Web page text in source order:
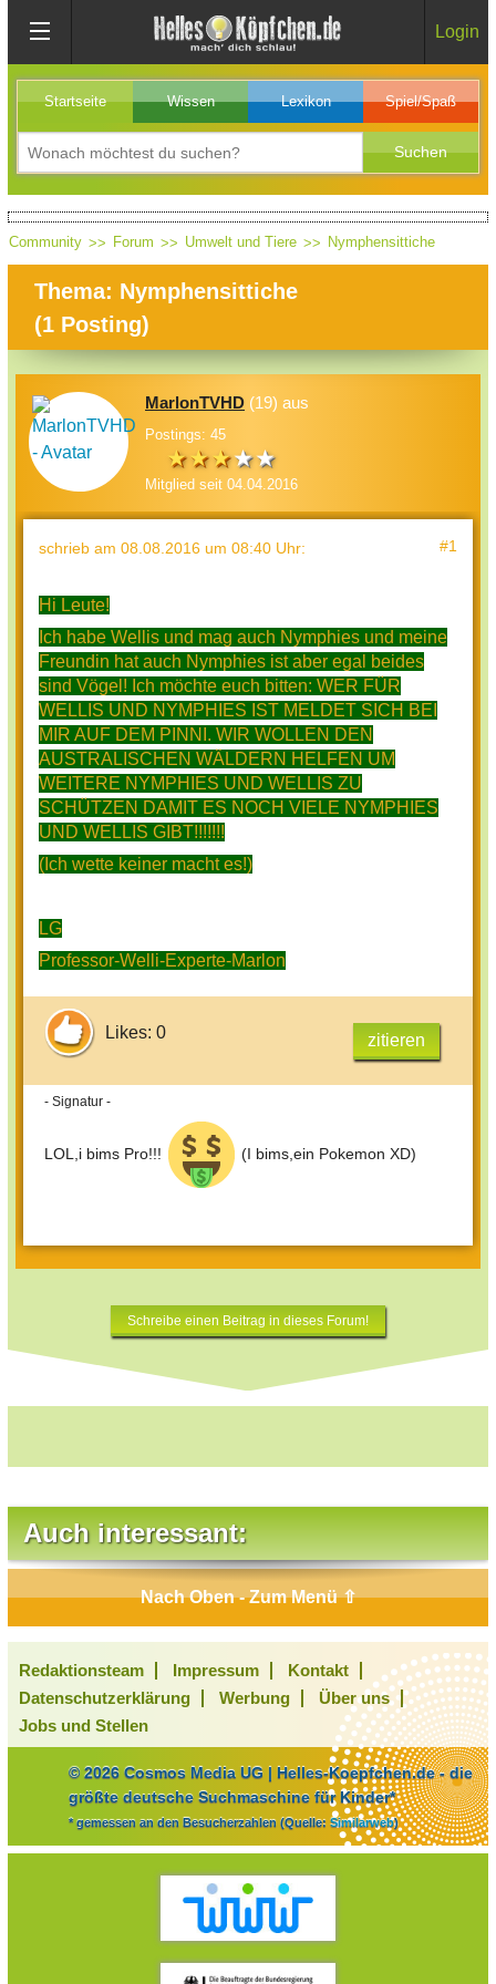
Login
Startseite Wissen Lexikon Spiel/Spaß
Community Forum Umwelt und Tiere Nymphensittiche
Thema: Nymphensittiche
(1 Posting)
MarlonTVHD (19) aus
Postings: 45
Mitglied seit 04.04.2016
schrieb am 08.08.2016 um 08:40 Uhr: #1
Hi Leute!
Ich habe Wellis und mag auch Nymphies und meine
Freundin hat auch Nymphies ist aber egal beides
sind Vögel! Ich möchte euch bitten: WER FÜR
WELLIS UND NYMPHIES IST MELDET SICH BEI
MIR AUF DEM PINNI. WIR WOLLEN DEN
AUSTRALISCHEN WÄLDERN HELFEN UM
WEITERE NYMPHIES UND WELLIS ZU
SCHÜTZEN DAMIT ES NOCH VIELE NYMPHIES
UND WELLIS GIBT!!!!!!!
(Ich wette keiner macht es!)
LG
Professor-Welli-Experte-Marlon
Likes: 0 zitieren
- Signatur -
LOL,i bims Pro!!! (I bims,ein Pokemon XD)
Schreibe einen Beitrag in dieses Forum!
Auch interessant:
Nach Oben - Zum Menü ⇧
Redaktionsteam Impressum
Kontakt
Datenschutzerklärung
Werbung
Über uns
Jobs und Stellen
© 2026 Cosmos Media UG | Helles-Koepfchen.de - die
größte deutsche Suchmaschine für Kinder*
* gemessen an den Besucherzahlen (Quelle: Similarweb)